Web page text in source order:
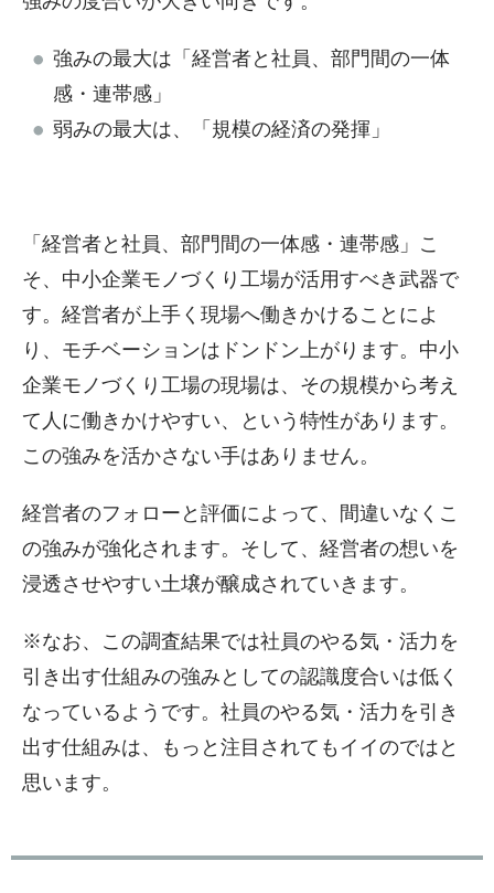
強みの最大は「経営者と社員、部門間の一体
感・連帯感」
弱みの最大は、「規模の経済の発揮」
「経営者と社員、部門間の一体感・連帯感」こ
そ、中小企業モノづくり工場が活用すべき武器で
す。経営者が上手く現場へ働きかけることによ
り、モチベーションはドンドン上がります。中小
企業モノづくり工場の現場は、その規模から考え
て人に働きかけやすい、という特性があります。
この強みを活かさない手はありません。
経営者のフォローと評価によって、間違いなくこ
の強みが強化されます。そして、経営者の想いを
浸透させやすい土壌が醸成されていきます。
※なお、この調査結果では社員のやる気・活力を
引き出す仕組みの強みとしての認識度合いは低く
なっているようです。社員のやる気・活力を引き
出す仕組みは、もっと注目されてもイイのではと
思います。